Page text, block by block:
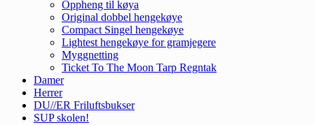
Oppheng til køya
Original dobbel hengekøye
Compact Singel hengekøye
Lightest hengekøye for gramjegere
Myggnetting
Ticket To The Moon Tarp Regntak
Damer
Herrer
DU//ER Friluftsbukser
SUP skolen!